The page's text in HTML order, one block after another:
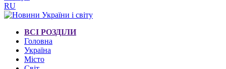
RU
ВСІ РОЗДІЛИ
Головна
Україна
Місто